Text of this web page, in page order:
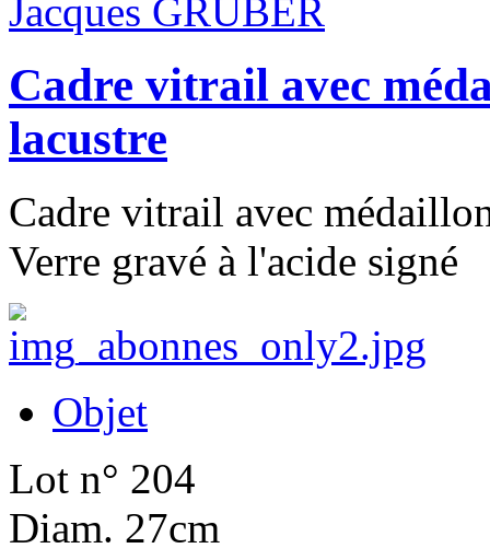
Jacques GRÜBER
Cadre vitrail avec
lacustre
Cadre vitrail avec
Verre gravé à l'acide signé
Objet
Lot n° 204
Diam. 27cm